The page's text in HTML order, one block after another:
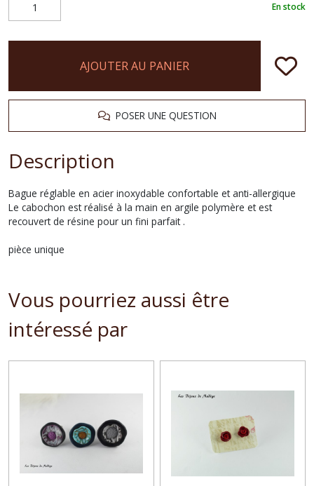
En stock
AJOUTER AU PANIER
POSER UNE QUESTION
Description
Bague réglable en acier inoxydable confortable et anti-allergique
Le cabochon est réalisé à la main en argile polymère et est
recouvert de résine pour un fini parfait .
pièce unique
Vous pourriez aussi être
intéressé par